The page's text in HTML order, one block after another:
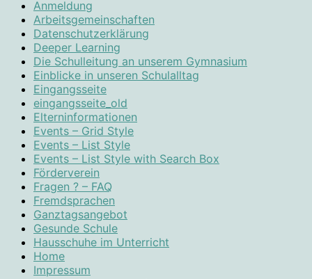
Anmeldung
Arbeitsgemeinschaften
Datenschutzerklärung
Deeper Learning
Die Schulleitung an unserem Gymnasium
Einblicke in unseren Schulalltag
Eingangsseite
eingangsseite_old
Elterninformationen
Events – Grid Style
Events – List Style
Events – List Style with Search Box
Förderverein
Fragen ? – FAQ
Fremdsprachen
Ganztagsangebot
Gesunde Schule
Hausschuhe im Unterricht
Home
Impressum